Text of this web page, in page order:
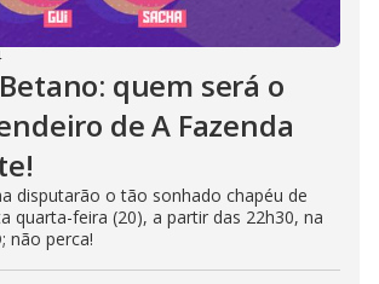
quem será o
de A Fazenda
disputarão o tão sonhado chapéu de
quarta-feira (20), a partir das 22h30, na
não perca!